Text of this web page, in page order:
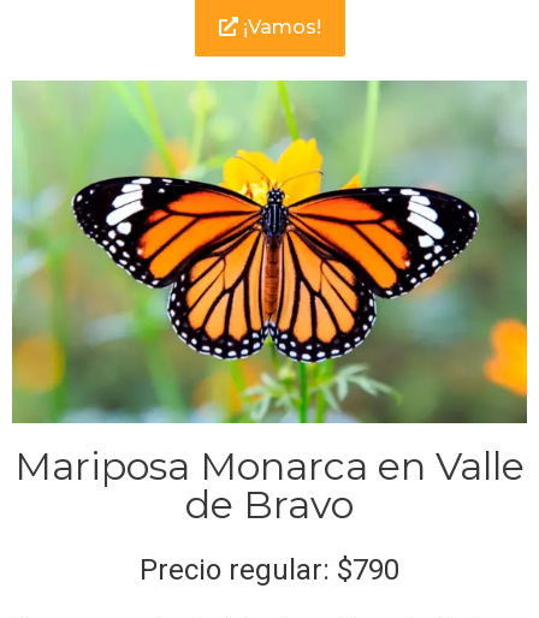
¡Vamos!
Mariposa Monarca en Valle
de Bravo
Precio regular: $790